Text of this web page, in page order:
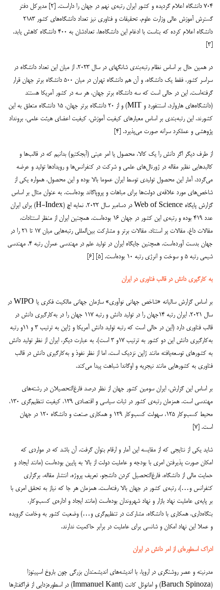
۷۰۴ دانشگاه اعلام گردیده و کشور ایران رتبه‌ی نهم در جهان را داراست. [۲] مدیرکل دفتر
گسترش آموزش عالی وزارت علوم، تحقیقات و فناوری نیز تعداد دانشگاه‌های کشور ۲۱۸۳
دانشگاه اعلام کرده که بناست با ادغام این دانشگاه‌ها، تعدادشان به ۴۰۰ دانشگاه کاهش یابد.
[۳]
در همین حال بر اساس نظام رتبه‌بندی شانگهای در سال ۲۰۲۳، از میان این تعداد دانشگاه در
سراسر کشور، فقط یک دانشگاه، و آن هم دانشگاه تهران در میان ۵۰۰ دانشگاه برتر جهان قرار
گرفته‌است. این در حالی است که سه دانشگاه برتر جهان، هر سه در کشور آمریکا هستند
(دانشگاه‌های هاروارد، استنفورد و MIT) و از ۲۰ دانشگاه برتر جهان، ۱۵ دانشگاه متعلق به این
کشورند. این رتبه‌بندی بر اساس معیارهای کیفیت آموزش، کیفیت اعضای هیئت علمی، برونداد
پژوهشی و عملکرد سرانه صورت می‌پذیرد. [۴]
از طرف دیگر اگر دانش را یک کالا، محصول یا امر عینی (آبجکتیو) بدانیم که در قالب‌ها و
کالبدهایی نظیر مقاله در ژورنال‌های علمی و شرکت در کنفرانس‌ها و رویدادها تولید و عرضه
می‌گردد، آمار این محصول تولیدی توسط ایران عموما بالا بوده و این محصول، همواره یکی از
شاخص‌های مورد علاقه‌ی دولت‌ها برای مباهات و پروپاگاند بوده‌است. به عنوان مثال بر اساس
گزارش پایگاه Web of Science در دسامبر سال ۲۰۲۲، نمایه اچ (H-Index) برای ایران
عدد ۴۱۹ بوده و رتبه‌ی این کشور در جهان ۱۶ بوده‌است. همچنین ایران از منظر استنادات،
مقالات داغ، مقالات پر استناد، مقالات برتر و مشارکت بین‌المللی رتبه‌هایی میان ۱۷ تا ۲۱ را در
جهان بدست آورده‌است. همچنین جایگاه ایران در تولید علم در مهندسی عمران رتبه ۴، مهندسی
شیمی رتبه ۵ و سوخت و انرژی رتبه‌ ۱۰ بوده‌است. [۵] [۶]
به کارگیری دانش در قالب فناوری در ایران
بر اساس گزارش سالیانه «شاخص جهانی نوآوری» سازمان جهانی مالکیت فکری یا WIPO در
سال ۲۰۲۱، ایران رتبه ۱۴جهان را در تولید دانش و رتبه ۱۱۷ جهان را در به‌کارگیری دانش در
قالب فناوری دارد (این در حالی است که رتبه تولید دانش آمریکا و ژاپن به ترتیب ۳ و ۱۱و رتبه
به‌کارگیری دانش این دو کشور به ترتیب ۱۷و ۳ است). به عبارت دیگر، ایران از نظر تولید دانش
به کشورهای توسعه‌یافته مانند ژاپن نزدیک است، اما از نظر نفوذ و به‌کارگیری دانش در قالب
فناوری به کشورهایی مانند نیجریه و اوگاندا شباهت پیدا می‌‌کند.
بر اساس این گزارش، ایران سومین کشور جهان از نظر درصد فارغ‌التحصیلان در رشته‌های
مهندسی است. همزمان رتبه‌ی کشور در ثبات سیاسی و اقتصادی ۱۲۹، کیفیت تنظیم‌گری ۱۳۰،
محیط کسب‌وکار ۱۲۵، سهولت کسب‌وکار ۱۲۹ و همکاری صنعت و دانشگاه ۱۲۰ در جهان
است. [۷]
شاید یکی از نتایجی که از مقایسه این آمار و ارقام بتوان گرفت، آن باشد که در مواردی که
امکان صورت پذیرفتن امری با بودجه و عاملیت دولت از بالا به پایین بوده‌است (مانند ایجاد و
حمایت مالی از دانشگاه، فارغ‌التحصیل کردن دانشجو، تعریف پروژه، انتشار مقاله، برگزاری
کنفرانس و…)، رتبه‌ی کشور در جهان بالا رفته‌است. همزمان هر جا که نیاز به تحقق امری با
بر پایه‌ی عاملیت نهاد بازار و نهاد شهروندان بوده‌است (مانند ایجاد و اداره‌ی کسب‌وکار،
بنگاه‌داری، همکاری با دانشگاه، مشارکت در تنظیم‌گری و…) وضعیت کشور به وخامت گرویده
و عملا این نهاد امکان و شانسی برای عاملیت در برابر حاکمیت ندارند.
ادراک اسطوره‌ای از امر دانش در ایران
مدرنیته و عصر روشنگری در اروپا، با اندیشه‌های اندیشمندان بزرگی چون باروخ اسپینوزا
(Baruch Spinoza) و امانوئل کانت (Immanuel Kant) در اسطوره‌زدایی از فراگفتارها